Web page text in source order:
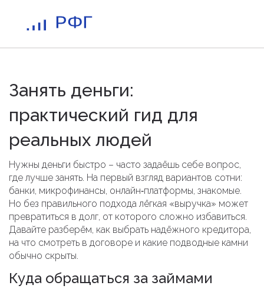
Занять деньги:
практический гид для
реальных людей
Нужны деньги быстро – часто задаёшь себе вопрос,
где лучше занять. На первый взгляд вариантов сотни:
банки, микрофинансы, онлайн‑платформы, знакомые.
Но без правильного подхода лёгкая «выручка» может
превратиться в долг, от которого сложно избавиться.
Давайте разберём, как выбрать надёжного кредитора,
на что смотреть в договоре и какие подводные камни
обычно скрыты.
Куда обращаться за займами